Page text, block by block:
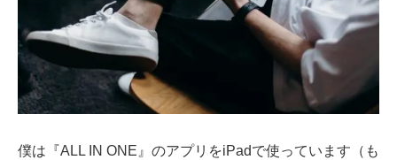
僕は『ALL IN ONE』のアプリをiPadで使っています（も